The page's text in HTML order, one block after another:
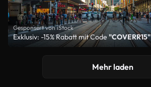
Gesponsert von iStock
Exklusiv: -15% Rabatt mit Code"COVERR15"
Mehr laden